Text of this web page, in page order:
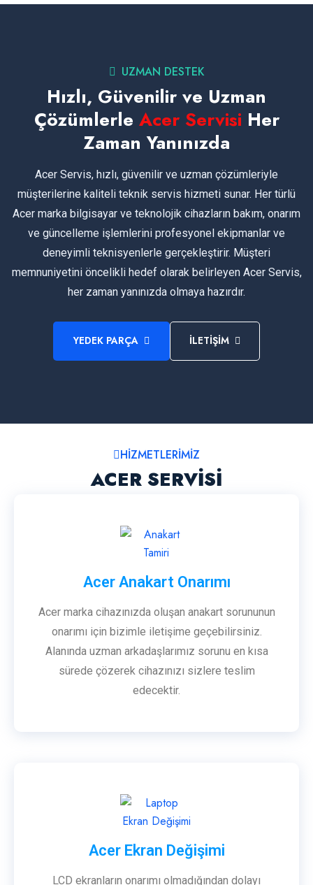
UZMAN DESTEK
Hızlı, Güvenilir ve Uzman
Çözümlerle Acer Servisi Her
Zaman Yanınızda
Acer Servis, hızlı, güvenilir ve uzman çözümleriyle
müşterilerine kaliteli teknik servis hizmeti sunar. Her türlü
Acer marka bilgisayar ve teknolojik cihazların bakım, onarım
ve güncelleme işlemlerini profesyonel ekipmanlar ve
deneyimli teknisyenlerle gerçekleştirir. Müşteri
memnuniyetini öncelikli hedef olarak belirleyen Acer Servis,
her zaman yanınızda olmaya hazırdır.
YEDEK PARÇA İLETİŞİM
HİZMETLERİMİZ
ACER SERVİSİ
Acer Anakart Onarımı
Acer marka cihazınızda oluşan anakart sorununun
onarımı için bizimle iletişime geçebilirsiniz.
Alanında uzman arkadaşlarımız sorunu en kısa
sürede çözerek cihazınızı sizlere teslim
edecektir.
Acer Ekran Değişimi
LCD ekranların onarımı olmadığından dolayı